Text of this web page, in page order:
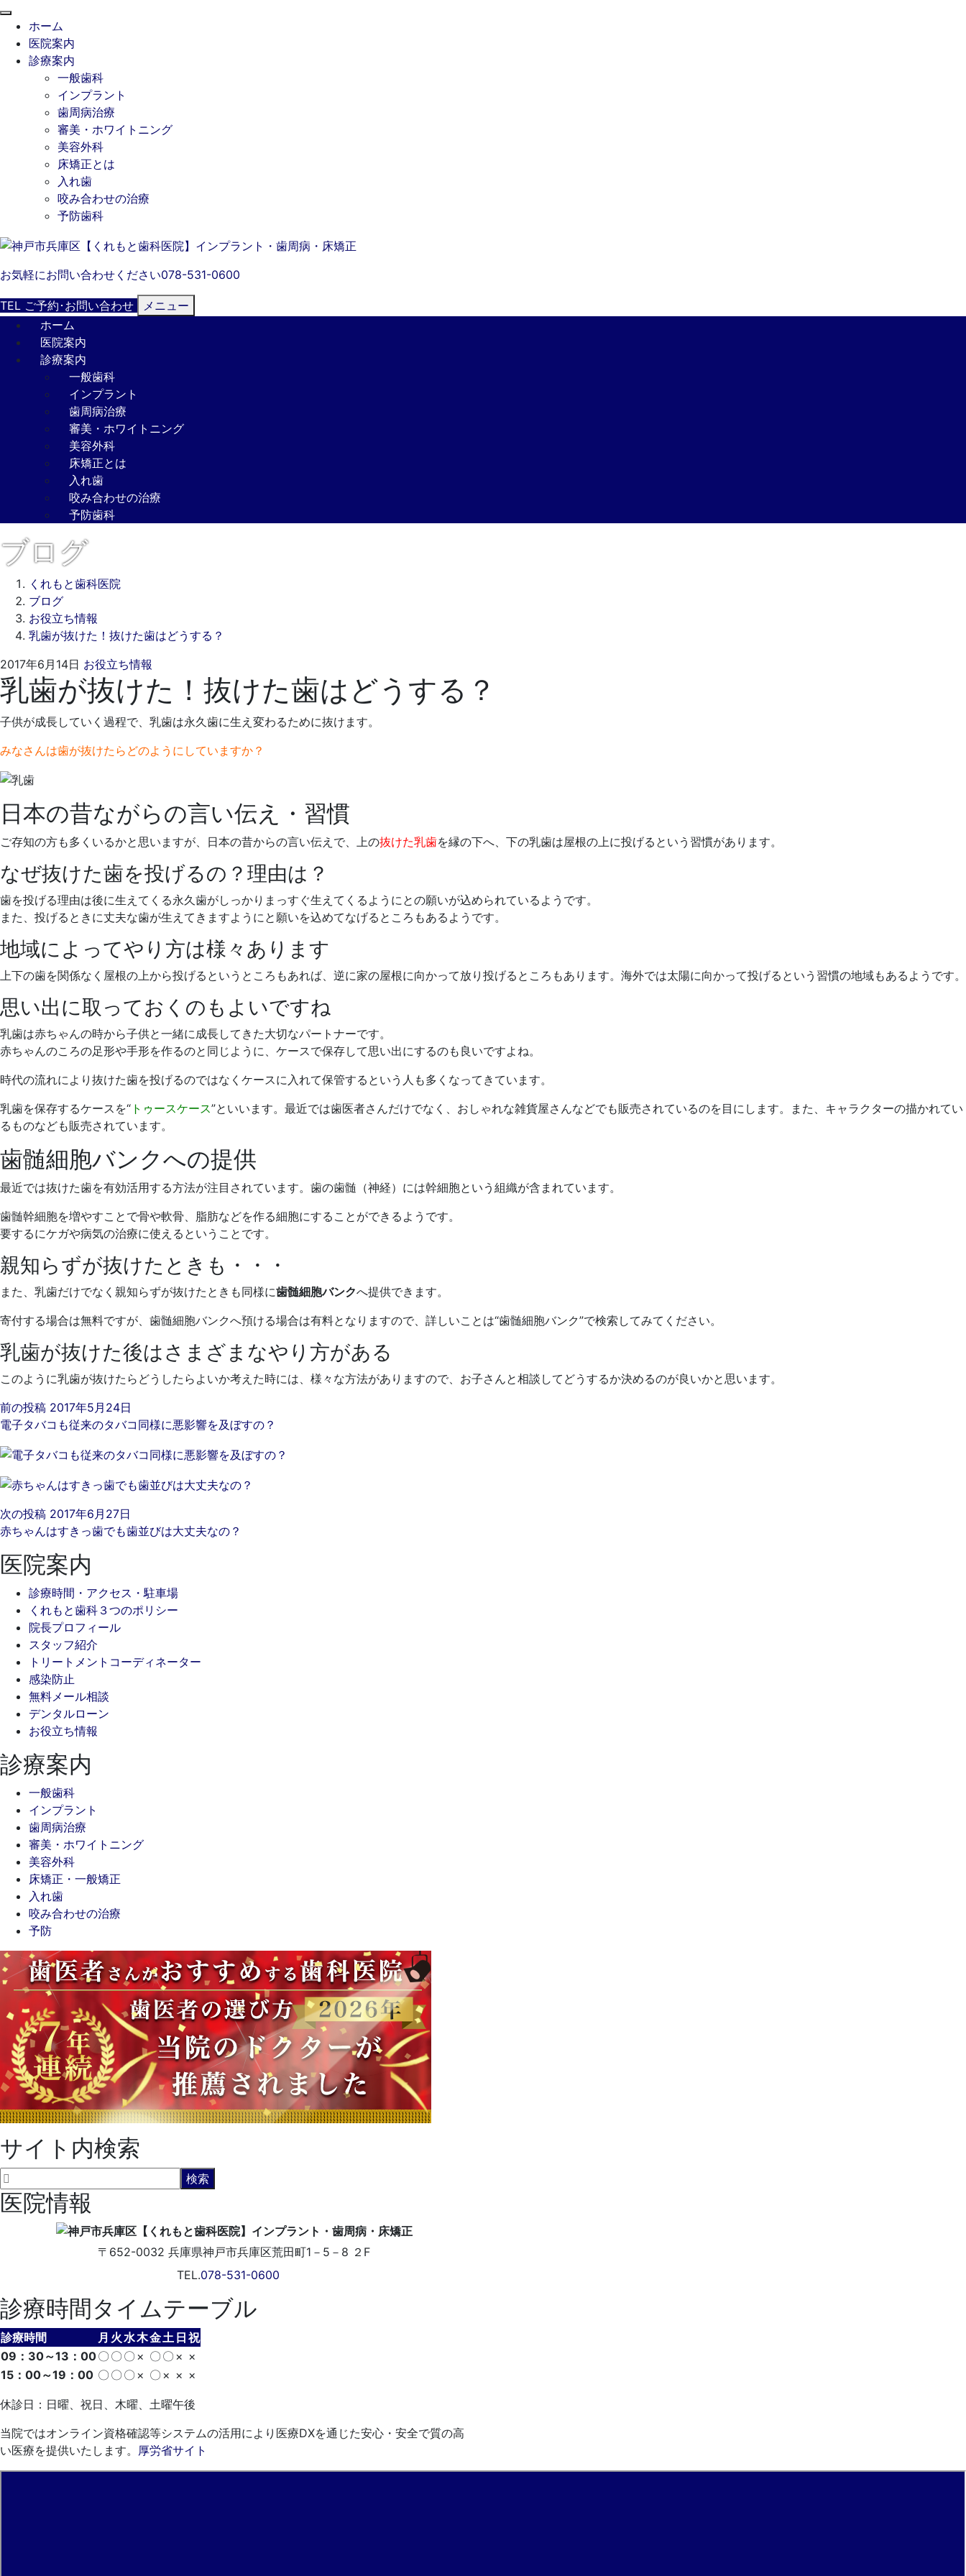
ホーム
医院案内
診療案内
一般歯科
インプラント
歯周病治療
審美・ホワイトニング
美容外科
床矯正とは
入れ歯
咬み合わせの治療
予防歯科
お気軽にお問い合わせください078-531-0600
TEL ご予約･ お問い合わせ
メニュー
ホーム
医院案内
診療案内
一般歯科
インプラント
歯周病治療
審美・ホワイトニング
美容外科
床矯正とは
入れ歯
咬み合わせの治療
予防歯科
ブログ
くれもと歯科医院
ブログ
お役立ち情報
乳歯が抜けた！抜けた歯はどうする？
2017年6月14日 お役立ち情報
年
4
月
19
日
れ
も
と
歯
科
乳歯が抜けた！抜けた歯はどうする？
子供が成長していく過程で、乳歯は永久歯に生え変わるために抜けます。
みなさんは歯が抜けたらどのようにしていますか？
日本の昔ながらの言い伝え・習慣
ご存知の方も多くいるかと思いますが、日本の昔からの言い伝えで、上の抜けた乳歯を縁の下へ、下の乳歯は屋根の上に投げるという習慣があります。
なぜ抜けた歯を投げるの？理由は？
歯を投げる理由は後に生えてくる永久歯がしっかりまっすぐ生えてくるようにとの願いが込められているようです。
また、投げるときに丈夫な歯が生えてきますようにと願いを込めてなげるところもあるようです。
地域によってやり方は様々あります
上下の歯を関係なく屋根の上から投げるというところもあれば、逆に家の屋根に向かって放り投げるところもあります。海外では太陽に向かって投げるという習慣の地域もあるようです。
思い出に取っておくのもよいですね
乳歯は赤ちゃんの時から子供と一緒に成長してきた大切なパートナーです。
赤ちゃんのころの足形や手形を作るのと同じように、ケースで保存して思い出にするのも良いですよね。
時代の流れにより抜けた歯を投げるのではなくケースに入れて保管するという人も多くなってきています。
乳歯を保存するケースを“ トゥースケース”といいます。最近では歯医者さんだけでなく、おしゃれな雑貨屋さんなどでも販売されているのを目にします。また、キャラクターの描かれてい
るものなども販売されています。
歯髄細胞バンクへの提供
最近では抜けた歯を有効活用する方法が注目されています。歯の歯髄（神経）には幹細胞という組織が含まれています。
歯髄幹細胞を増やすことで骨や軟骨、脂肪などを作る細胞にすることができるようです。
要するにケガや病気の治療に使えるということです。
親知らずが抜けたときも・・・
また、乳歯だけでなく親知らずが抜けたときも同様に歯髄細胞バンクへ提供できます。
寄付する場合は無料ですが、歯髄細胞バンクへ預ける場合は有料となりますので、詳しいことは“歯髄細胞バンク”で検索してみてください。
乳歯が抜けた後はさまざまなやり方がある
このように乳歯が抜けたらどうしたらよいか考えた時には、様々な方法がありますので、お子さんと相談してどうするか決めるのが良いかと思います。
前の投稿 2017年5月24日
電子タバコも従来のタバコ同様に悪影響を及ぼすの？
次の投稿 2017年6月27日
赤ちゃんはすきっ歯でも歯並びは大丈夫なの？
医院案内
診療時間・アクセス・駐車場
くれもと歯科３つのポリシー
院長プロフィール
スタッフ紹介
トリートメントコーディネーター
感染防止
無料メール相談
デンタルローン
お役立ち情報
診療案内
一般歯科
インプラント
歯周病治療
審美・ホワイトニング
美容外科
床矯正・一般矯正
入れ歯
咬み合わせの治療
予防
サイト内検索
医院情報
〒652-0032兵庫県神戸市兵庫区荒田町1－5－8 ２F
TEL.078-531-0600
診療時間タイムテーブル
診療時間 月 火 水木金土 日 祝
09：30～13：00〇 〇 〇 × 〇 〇 × ×
15：00～19：00 〇 〇 〇 × 〇 × × ×
休診日：日曜、祝日、木曜、土曜午後
当院ではオンライン資格確認等システムの活用により医療DXを通じた安心・安全で質の高
い医療を提供いたします。 厚労省サイト